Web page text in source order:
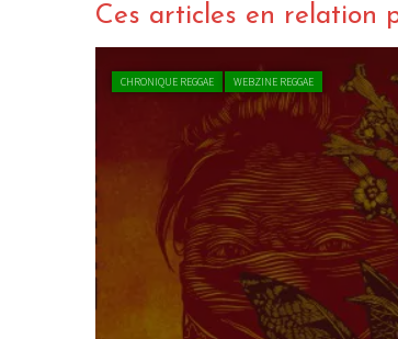
Ces articles en relation
CHRONIQUE REGGAE WEBZINE REGGAE